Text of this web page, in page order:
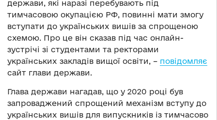
держави, які наразі перебувають під
тимчасовою окупацією РФ, повинні мати змогу
вступати до українських вишів за спрощеною
схемою. Про це він сказав під час онлайн-
зустрічі зі студентами та ректорами
українських закладів вищої освіти, – повідомляє
сайт глави держави.
Глава держави нагадав, що у 2020 році був
запроваджений спрощений механізм вступу до
українських вишів для випускників із тимчасово